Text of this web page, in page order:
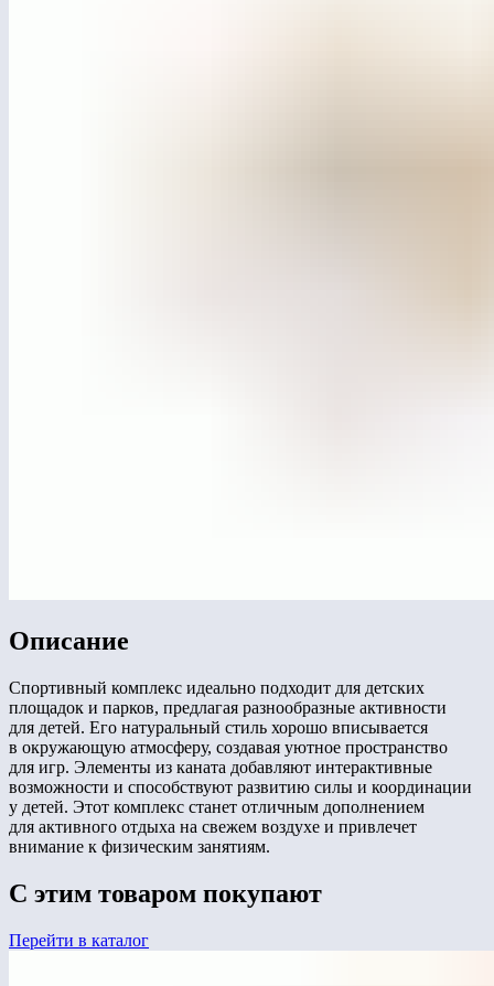
Описание
Спортивный комплекс идеально подходит для детских
площадок и парков, предлагая разнообразные активности
для детей. Его натуральный стиль хорошо вписывается
в окружающую атмосферу, создавая уютное пространство
для игр. Элементы из каната добавляют интерактивные
возможности и способствуют развитию силы и координации
у детей. Этот комплекс станет отличным дополнением
для активного отдыха на свежем воздухе и привлечет
внимание к физическим занятиям.
С этим товаром покупают
Перейти в каталог